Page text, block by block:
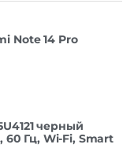
Note 14 Pro
черный
60 Гц, Wi-Fi, Smart